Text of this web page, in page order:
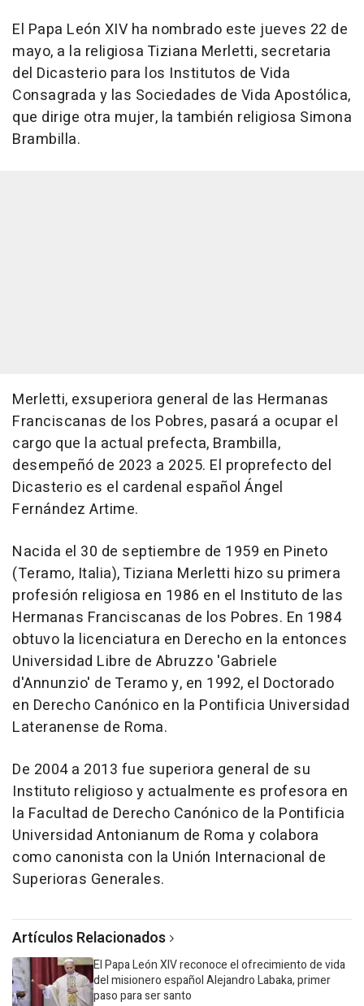
El Papa León XIV ha nombrado este jueves 22 de
mayo, a la religiosa Tiziana Merletti, secretaria
del Dicasterio para los Institutos de Vida
Consagrada y las Sociedades de Vida Apostólica,
que dirige otra mujer, la también religiosa Simona
Brambilla.
Merletti, exsuperiora general de las Hermanas
Franciscanas de los Pobres, pasará a ocupar el
cargo que la actual prefecta, Brambilla,
desempeñó de 2023 a 2025. El proprefecto del
Dicasterio es el cardenal español Ángel
Fernández Artime.
Nacida el 30 de septiembre de 1959 en Pineto
(Teramo, Italia), Tiziana Merletti hizo su primera
profesión religiosa en 1986 en el Instituto de las
Hermanas Franciscanas de los Pobres. En 1984
obtuvo la licenciatura en Derecho en la entonces
Universidad Libre de Abruzzo 'Gabriele
d'Annunzio' de Teramo y, en 1992, el Doctorado
en Derecho Canónico en la Pontificia Universidad
Lateranense de Roma.
De 2004 a 2013 fue superiora general de su
Instituto religioso y actualmente es profesora en
la Facultad de Derecho Canónico de la Pontificia
Universidad Antonianum de Roma y colabora
como canonista con la Unión Internacional de
Superioras Generales.
Artículos Relacionados
El Papa León XIV reconoce el ofrecimiento de vida
del misionero español Alejandro Labaka, primer
paso para ser santo